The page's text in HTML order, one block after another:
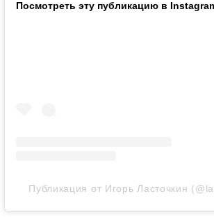
Посмотреть эту публикацию в
Публикация от Игорь Ласточкин